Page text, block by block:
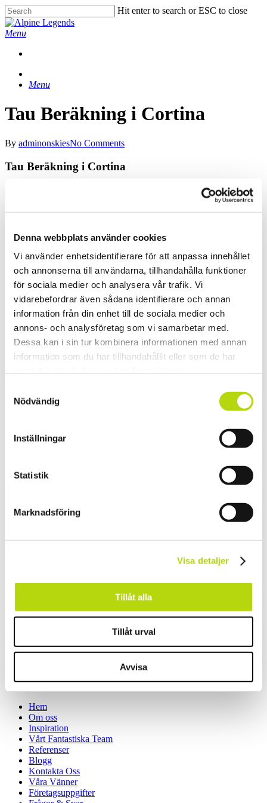
Denna webbplats använder cookies
Vi använder enhetsidentifierare för att anpassa innehållet
och annonserna till användarna, tillhandahålla funktioner
för sociala medier och analysera vår trafik. Vi
vidarebefordrar även sådana identifierare och annan
information från din enhet till de sociala medier och
annons- och analysföretag som vi samarbetar med.
Dessa kan i sin tur kombinera informationen med annan
information som du har tillhandahållit eller som de har
Nödvändig
Inställningar
Statistik
Marknadsföring
Visa detaljer
Tillåt alla
Tillåt urval
Avvisa
Skip
to
main
Hit enter to search or ESC to close
Close
Search
Menu
Menu
Tau Beräkning i Cortina
By adminonskiesNo Comments
Tau Beräkning i Cortina
Jag vill börja med att tacka för en underbar konferensresa till
Cortina som jag och mitt företag gjorde i våras. Karin gjorde ett
superjobb och fixade verkligen till det där extra som gjorde att alla
Magnus Ahlbäck, Tau Beräkning AB
Previous Post John
Save my name, email, and website in this browser for the next
© 2026 Alpine Legends.
Close
Menu
Hem
Om oss
Inspiration
Vårt Fantastiska Team
Referenser
Blogg
Kontakta Oss
Våra Vänner
Företagsuppgifter